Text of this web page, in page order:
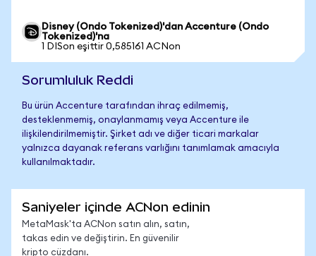
Disney (Ondo Tokenized)'dan Accenture (Ondo
Tokenized)'na
1 DISon eşittir 0,585161 ACNon
Sorumluluk Reddi
Bu ürün Accenture tarafından ihraç edilmemiş,
desteklenmemiş, onaylanmamış veya Accenture ile
ilişkilendirilmemiştir. Şirket adı ve diğer ticari markalar
yalnızca dayanak referans varlığını tanımlamak amacıyla
kullanılmaktadır.
Saniyeler içinde ACNon edinin
MetaMask'ta ACNon satın alın, satın,
takas edin ve değiştirin. En güvenilir
kripto cüzdanı.